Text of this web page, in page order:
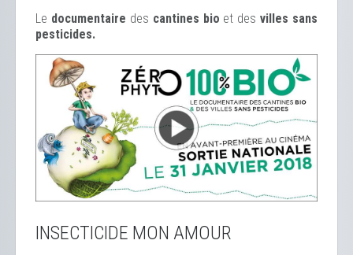
Le documentaire des cantines bio et desvilles sans
pesticides.
INSECTICIDE MON AMOUR